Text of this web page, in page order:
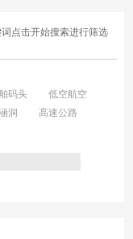
点击开始搜索进行筛选
码头
低空航空
洞
高速公路